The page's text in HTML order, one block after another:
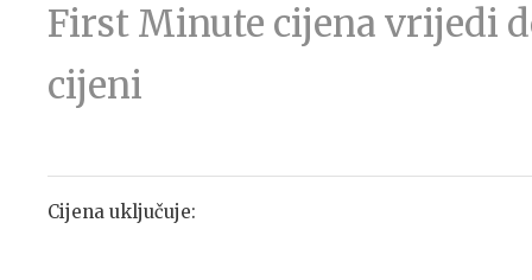
First Minute cijena vrijedi
cijeni
Cijena uključuje: